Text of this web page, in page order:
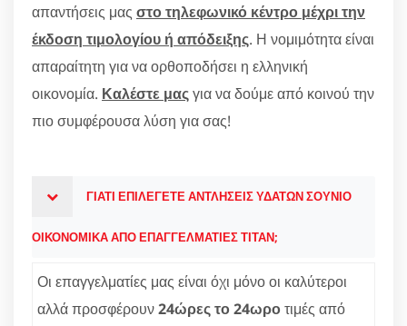
απαντήσεις μας στο τηλεφωνικό κέντρο μέχρι την
έκδοση τιμολογίου ή απόδειξης. Η νομιμότητα είναι
απαραίτητη για να ορθοποδήσει η ελληνική
οικονομία. Καλέστε μαςγια να δούμε από κοινού την
πιο συμφέρουσα λύση για σας!
ΓΙΑΤΙ ΕΠΙΛΕΓΕΤΕ ΑΝΤΛΗΣΕΙΣ ΥΔΑΤΩΝ ΣΟΥΝΙΟ
ΟΙΚΟΝΟΜΙΚΑ ΑΠΟ ΕΠΑΓΓΕΛΜΑΤΙΕΣ ΤΙΤΑΝ;
Οι επαγγελματίες μας είναι όχι μόνο οι καλύτεροι
αλλά προσφέρουν24ώρες το 24ωροτιμές από